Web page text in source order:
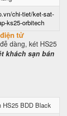
chi-tiet/ket-sat-
ks25-orbitech
tử
dàng, két HS25
khách sạn bán
HS25 BDD Black